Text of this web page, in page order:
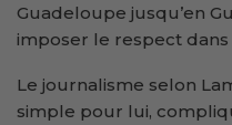
Guadeloupe jusqu’en
imposer le respect dans
Le journalisme selon
simple pour lui,